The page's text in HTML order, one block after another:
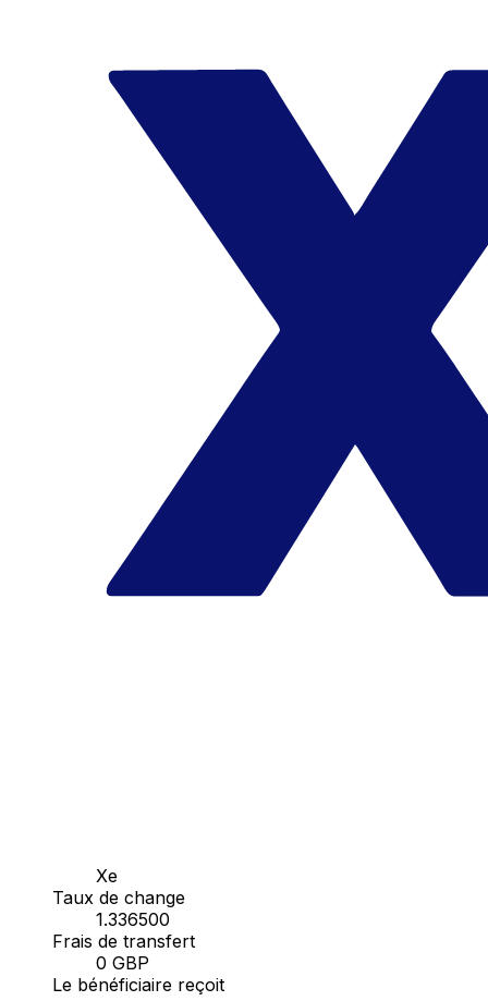
Xe
Taux de change
1.336500
Frais de transfert
0 GBP
Le bénéficiaire reçoit